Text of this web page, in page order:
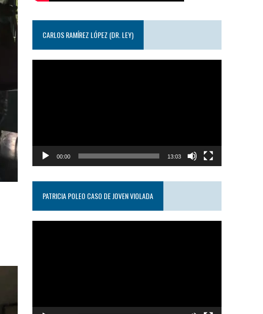
CARLOS RAMÍREZ LÓPEZ (DR. LEY)
00:00 13:03
PATRICIA POLEO CASO DE JOVEN VIOLADA